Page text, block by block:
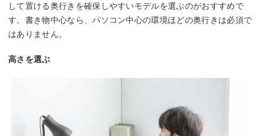
して置ける奥行きを確保しやすいモデルを選ぶのがおすすめで
す。書き物中心なら、パソコン中心の環境ほどの奥行きは必須で
はありません。
高さを選ぶ